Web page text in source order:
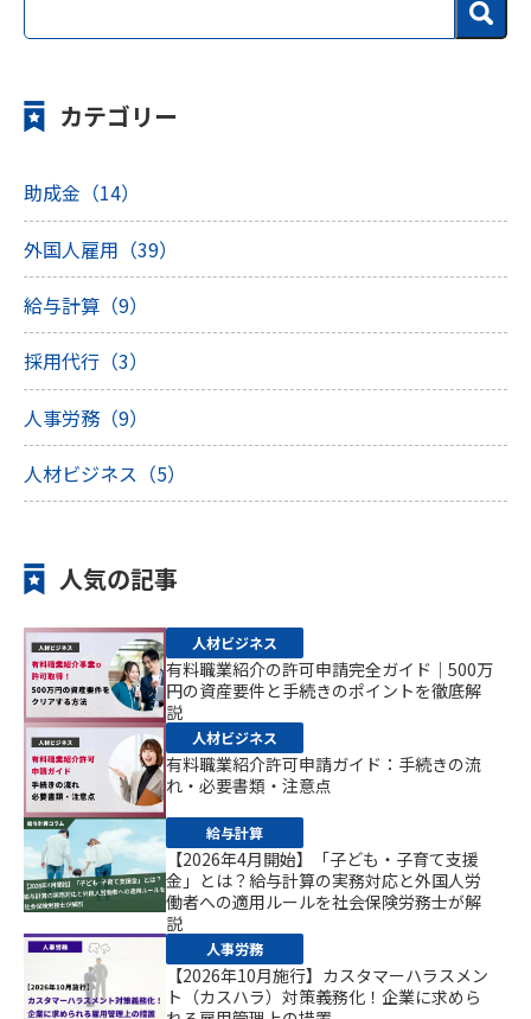
カテゴリー
助成金（14）
外国人雇用（39）
給与計算（9）
採用代行（3）
人事労務（9）
人材ビジネス（5）
人気の記事
人材ビジネス
有料職業紹介の許可申請完全ガイド｜500万
円の資産要件と手続きのポイントを徹底解
説
人材ビジネス
有料職業紹介許可申請ガイド：手続きの流
れ・必要書類・注意点
給与計算
【2026年4月開始】「子ども・子育て支援
金」とは？給与計算の実務対応と外国人労
働者への適用ルールを社会保険労務士が解
説
人事労務
【2026年10月施行】カスタマーハラスメン
ト（カスハラ）対策義務化！企業に求めら